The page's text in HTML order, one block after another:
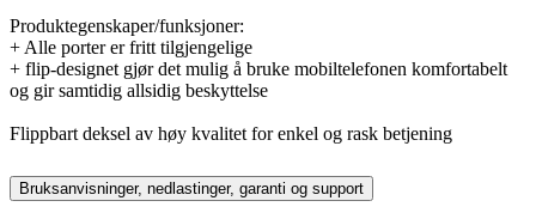
Produktegenskaper/funksjoner:
+ Alle porter er fritt tilgjengelige
+ flip-designet gjør det mulig å bruke mobiltelefonen komfortabelt
og gir samtidig allsidig beskyttelse
Flippbart deksel av høy kvalitet for enkel og rask betjening
Bruksanvisninger, nedlastinger, garanti og support